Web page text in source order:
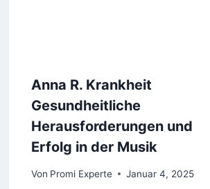
Anna R. Krankheit
Gesundheitliche
Herausforderungen und
Erfolg in der Musik
Von Promi Experte Januar 4, 2025